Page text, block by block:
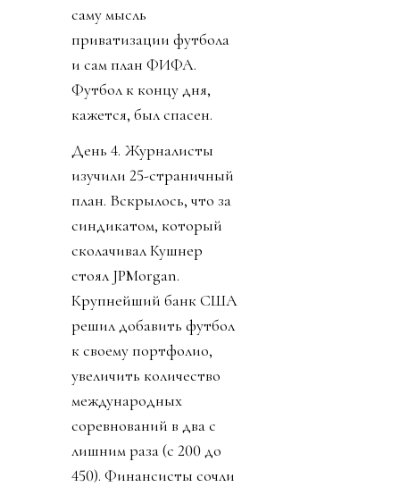
саму мысль
приватизации футбола
и сам план ФИФА.
Футбол к концу дня,
кажется, был спасен.
День 4. Журналисты
изучили 25-страничный
план. Вскрылось, что за
синдикатом, который
сколачивал Кушнер
стоял JPMorgan.
Крупнейший банк США
решил добавить футбол
к своему портфолио,
увеличить количество
международных
соревнований в два с
лишним раза (с 200 до
450). Финансисты сочли